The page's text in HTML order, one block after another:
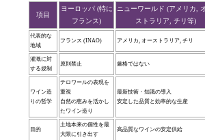
項目
ヨーロッパ (特に
フランス)
ニューワールド (アメリカ,
ストラリア, チリ等)
代表的な
地域
フランス (INAO) アメリカ, オーストラリア, チリ
灌漑に対
する規制
原則禁止 厳格ではない
ワイン造
りの哲学
テロワールの表現を
重視
自然の恵みを活かし
たワイン造り
最新技術・知識の導入
安定した品質と効率的な生産
目的
土地本来の個性を最
大限に引き出す
高品質なワインの安定供給